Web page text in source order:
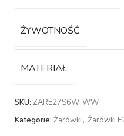
ŻYWOTNOŚĆ
MATERIAŁ
SKU:ZARE27S6W_WW
Kategorie: Żarówki , Żarówki